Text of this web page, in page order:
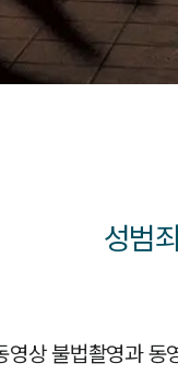
성범죄
상 불법촬영과